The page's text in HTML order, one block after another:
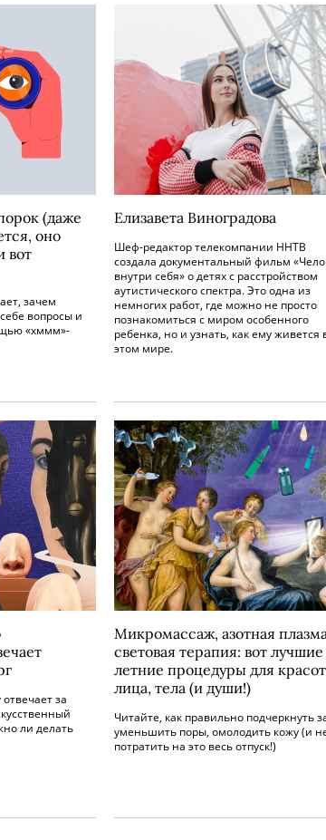
(даже
оно
вот
зачем
вопросы и
«хммм»-
Елизавета Виноградова
Шеф-редактор телекомпании ННТВ
создала документальный фильм
внутри себя» о детях с расстройством
аутистического спектра. Это одна из
немногих работ, где можно не просто
познакомиться с миром особенного
ребенка, но и узнать, как ему живется
этом мире.
за
ли делать
Микромассаж, азотная
световая терапия: вот лучшие
летние процедуры для
лица, тела (и души!)
Читайте, как правильно подчеркнуть
уменьшить поры, омолодить кожу (и
потратить на это весь отпуск!)